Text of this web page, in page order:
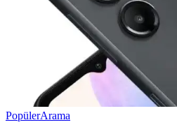
PopülerArama